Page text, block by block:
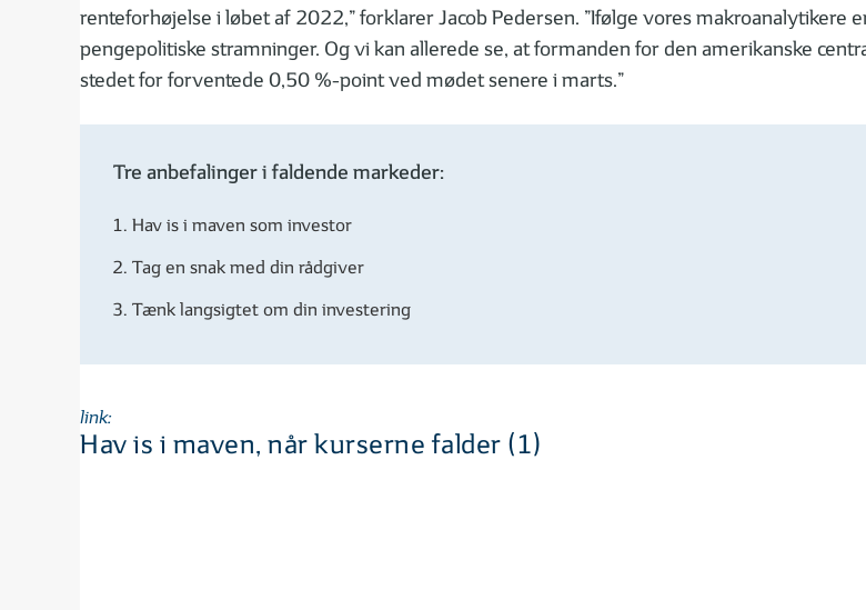
renteforhøjelse i løbet af 2022,” forklarer Jacob Pedersen. ”Ifølge vores makroanalytikere
pengepolitiske stramninger. Og vi kan allerede se, at formanden for den amerikanske
stedet for forventede 0,50 %-point ved mødet senere i marts.”
Tre anbefalinger i faldende markeder:
Hav is i maven som investor
Tag en snak med din rådgiver
Tænk langsigtet om din investering
link:
Hav is i maven, når kurserne falder (1)